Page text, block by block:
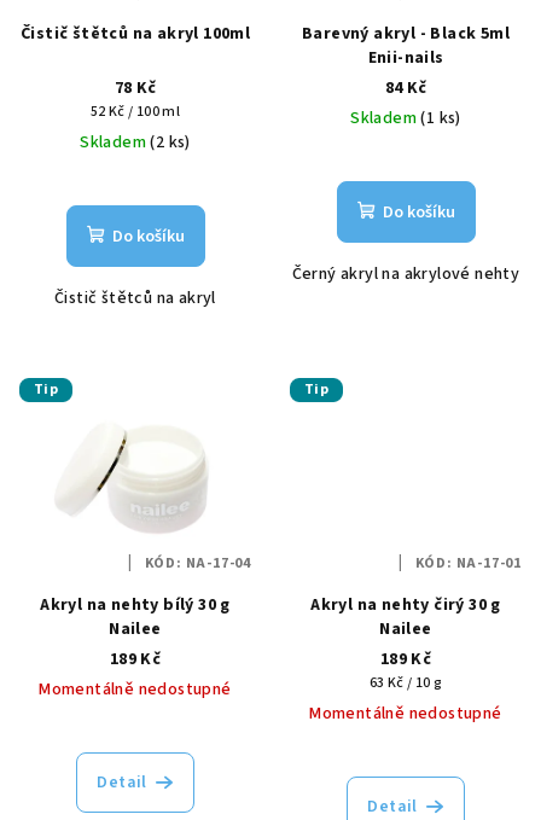
oČistič štětců na akryl 100ml
78 Kč
Měrná
cena:
52 Kč / 100 ml
Skladem(2 ks)
Do košíku
Čistič štětců na akryl
Barevný akryl - Black 5ml
Enii-nails
84 Kč
Skladem(1 ks)
Do košíku
Černý akryl na akrylové nehty
Tip
Akryl na nehty bílý 30 g
Nailee
189 Kč
Momentálně nedostupné
Detail
KÓD: NA-17-04
Tip
Akryl na nehty čirý 30 g
Nailee
189 Kč
Měrná
cena:
63 Kč / 10 g
Momentálně nedostupné
Detail
KÓD: NA-17-01